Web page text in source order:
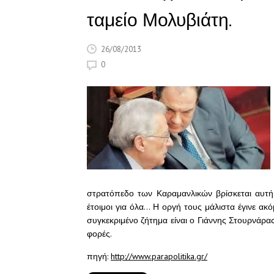
ταμείο Μολυβιάτη.
26/08/2013
0
στρατόπεδο των Καραμανλικών βρίσκεται
έτοιμοι για όλα… Η οργή τους μάλιστα έγινε
συγκεκριμένο ζήτημα είναι ο Γιάννης
φορές.
πηγή: http://www.parapolitika.gr/